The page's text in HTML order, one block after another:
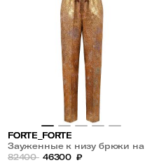
FORTE_FORTE
Зауженные к низу брюки на
кулиске
82400 46300 ₽